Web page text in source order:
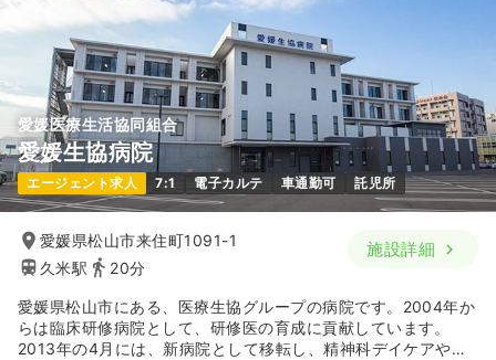
愛媛医療生活協同組合
愛媛生協病院
エージェント求人 7:1 電子カルテ 車通勤可 託児所
愛媛県松山市来住町1091-1
久米駅
20分
施設詳細
愛媛県松山市にある、医療生協グループの病院です。2004年か
らは臨床研修病院として、研修医の育成に貢献しています。
2013年の4月には、新病院として移転し、精神科デイケアやシ